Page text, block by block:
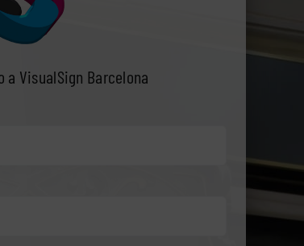
a VisualSign Barcelona